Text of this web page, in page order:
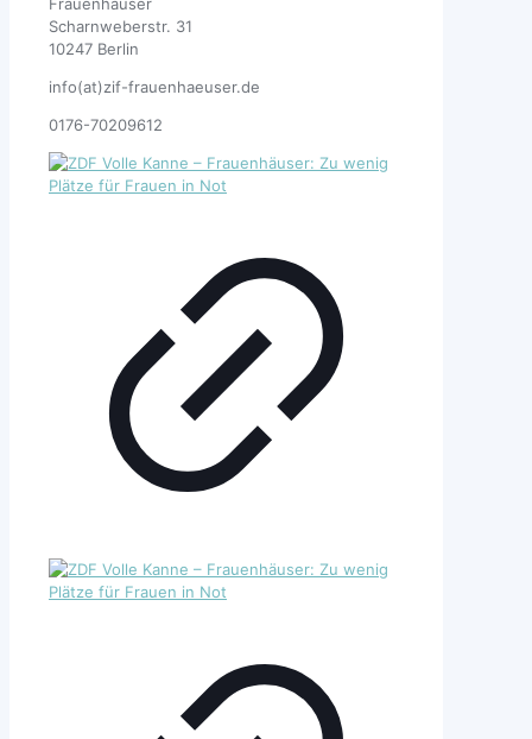
Scharnweberstr. 31
10247 Berlin
info(at)zif-frauenhaeuser.de
0176-70209612